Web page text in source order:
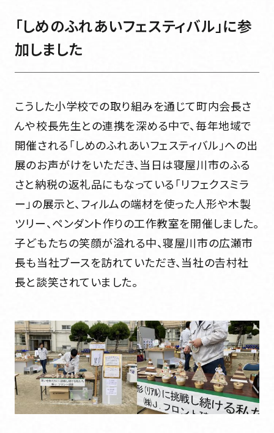
「しめのふれあいフェスティバル」に参
加しました
こうした小学校での取り組みを通じて町内会長さ
んや校長先生との連携を深める中で、毎年地域で
開催される「しめのふれあいフェスティバル」への出
展のお声がけをいただき、当日は寝屋川市のふる
さと納税の返礼品にもなっている「リフェクスミラ
ー」の展示と、フィルムの端材を使った人形や木製
ツリー、ペンダント作りの工作教室を開催しました。
子どもたちの笑顔が溢れる中、寝屋川市の広瀬市
長も当社ブースを訪れていただき、当社の𠮷村社
長と談笑されていました。